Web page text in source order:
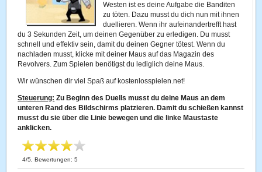
Westen ist es deine Aufgabe die Banditen
zu töten. Dazu musst du dich nun mit ihnen
duellieren. Wenn ihr aufeinandertrefft hast
du 3 Sekunden Zeit, um deinen Gegenüber zu erledigen. Du musst
schnell und effektiv sein, damit du deinen Gegner tötest. Wenn du
nachladen musst, klicke mit deiner Maus auf das Magazin des
Revolvers. Zum Spielen benötigst du lediglich deine Maus.
Wir wünschen dir viel Spaß auf kostenlosspielen.net!
Steuerung: Zu Beginn des Duells musst du deine Maus an dem
unteren Rand des Bildschirms platzieren. Damit du schießen kannst
musst du sie über die Linie bewegen und die linke Maustaste
anklicken.
4/5 , Bewertungen:5